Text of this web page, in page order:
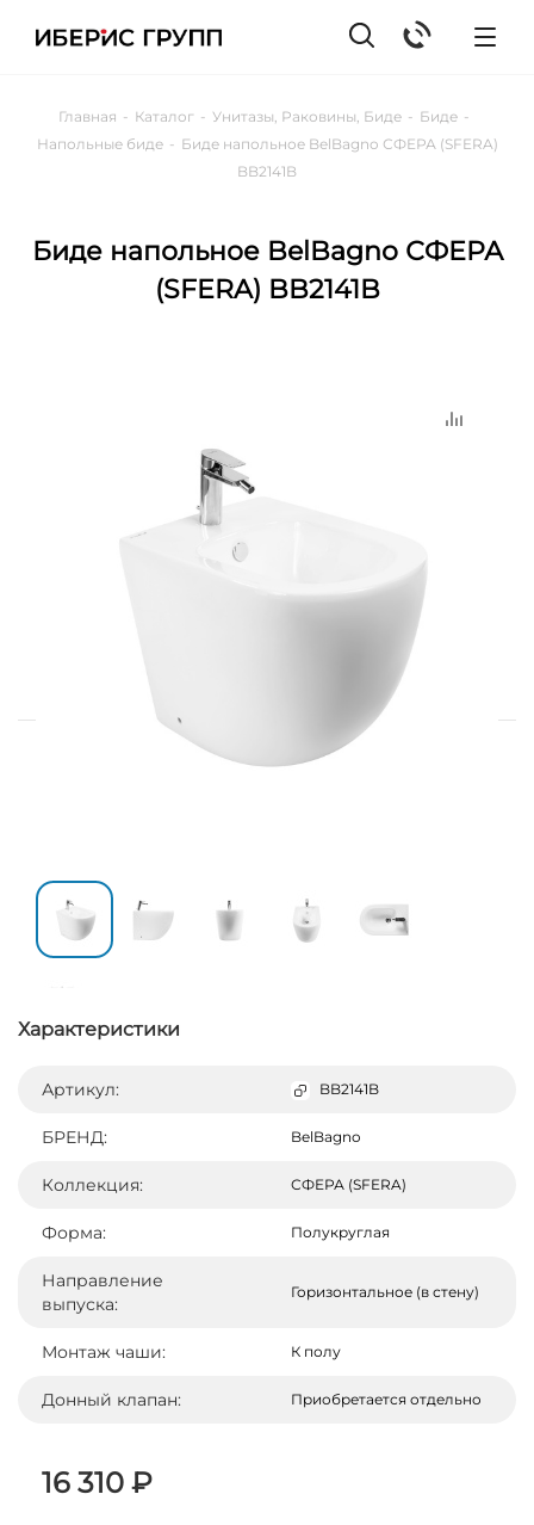
Главная - Каталог - Унитазы, Раковины, Биде - Биде -
Напольные биде - Биде напольное BelBagno СФЕРА (SFERA)
BB2141B
Биде напольное BelBagno СФЕРА
(SFERA) BB2141B
Характеристики
Артикул: BB2141B
БРЕНД: BelBagno
Коллекция: СФЕРА (SFERA)
Форма: Полукруглая
Направление
выпуска:
Горизонтальное (в стену)
Монтаж чаши: К полу
Донный клапан: Приобретается отдельно
16 310 ₽